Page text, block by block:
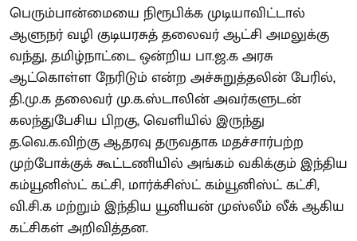
பெரும்பான்மையை நிரூபிக்க முடியாவிட்டால்
ஆளுநர் வழி குடியரசுத் தலைவர் ஆட்சி அமலுக்கு
வந்து, தமிழ்நாட்டை ஒன்றிய பா.ஜ.க அரசு
ஆட்கொள்ள நேரிடும் என்ற அச்சுறுத்தலின் பேரில்,
தி.மு.க தலைவர் மு.க.ஸ்டாலின் அவர்களுடன்
கலந்துபேசிய பிறகு, வெளியில் இருந்து
த.வெ.க.விற்கு ஆதரவு தருவதாக மதச்சார்பற்ற
முற்போக்குக் கூட்டணியில் அங்கம் வகிக்கும் இந்திய
கம்யூனிஸ்ட் கட்சி, மார்க்சிஸ்ட் கம்யூனிஸ்ட் கட்சி,
வி.சி.க மற்றும் இந்திய யூனியன் முஸ்லீம் லீக் ஆகிய
கட்சிகள் அறிவித்தன.